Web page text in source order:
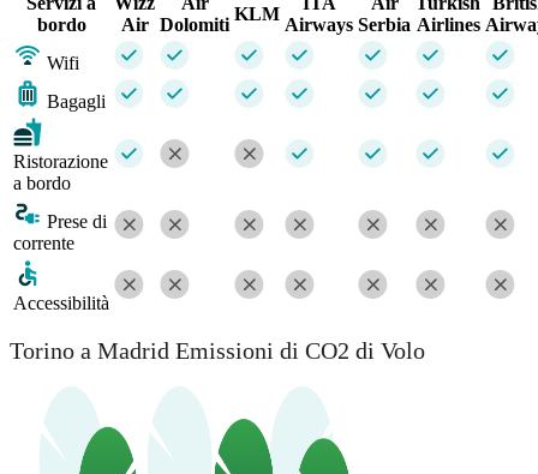
bordo
Air Dolomiti
KLM
Airways Serbia Airlines
Wifi
Bagagli
Ristorazione
a bordo
Prese di
corrente
Accessibilità
Torino a Madrid Emissioni di CO2 di Volo